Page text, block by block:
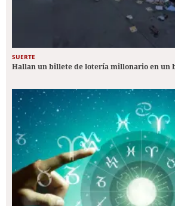
SUERTE
Hallan un billete de lotería millonario en un